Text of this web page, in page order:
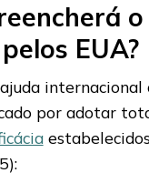
EUA?
internacional
por adotar